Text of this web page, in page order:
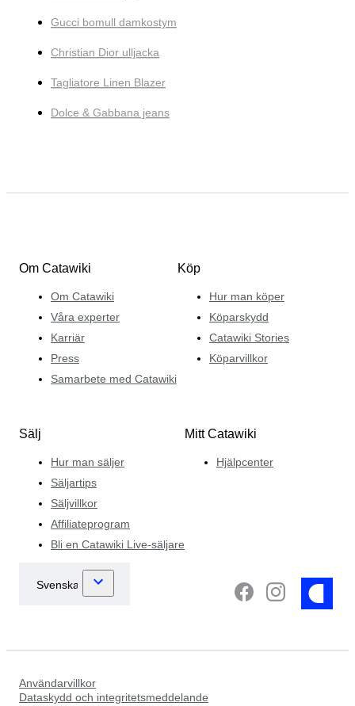
Gucci bomull damkostym
Christian Dior ulljacka
Tagliatore Linen Blazer
Dolce & Gabbana jeans
Om Catawiki
Om Catawiki
Våra experter
Karriär
Press
Samarbete med Catawiki
Köp
Hur man köper
Köparskydd
Catawiki Stories
Köparvillkor
Sälj
Hur man säljer
Säljartips
Säljvillkor
Affiliateprogram
Bli en Catawiki Live-säljare
Mitt Catawiki
Hjälpcenter
Användarvillkor
Dataskydd och integritetsmeddelande